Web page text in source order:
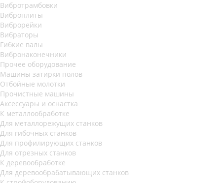
Вибротрамбовки
Виброплиты
Виброрейки
Вибраторы
Гибкие валы
Вибронаконечники
Прочее оборудование
Машины затирки полов
Отбойные молотки
Прочистные машины
Аксeccyapы и оснастка
К металлообработке
Для металлорежущих станков
Для гибочных станков
Для профилирующих станков
Для отрезных станков
К деревообработке
Для деревообрабатывающих станков